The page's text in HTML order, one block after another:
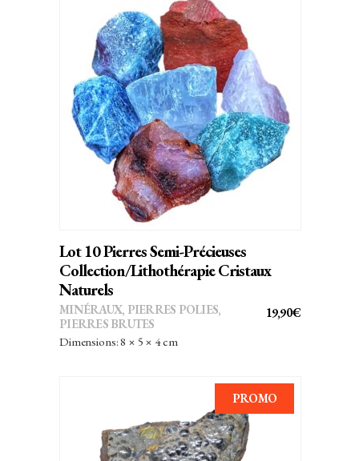
AJOUTER AU PANIER
Lot 10 Pierres Semi-Précieuses
Collection/Lithothérapie Cristaux
Naturels
19,90€
MINÉRAUX, PIERRES POLIES,
PIERRES BRUTES
Dimensions: 8 × 5 × 4 cm
PROMO